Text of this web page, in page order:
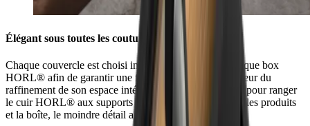
Élégant sous toutes les coutures
Chaque couvercle est choisi individuellement pour chaque box
HORL® afin de garantir une finition parfaite, à la hauteur du
raffinement de son espace intérieur. De la fente latérale pour ranger
le cuir HORL® aux supports en silicone pour protéger les produits
et la boîte, le moindre détail a été savamment réfléchi.